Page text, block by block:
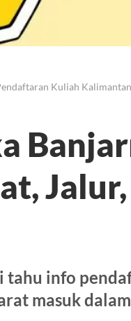
Kuliah Kalimantan
tahu info
masuk